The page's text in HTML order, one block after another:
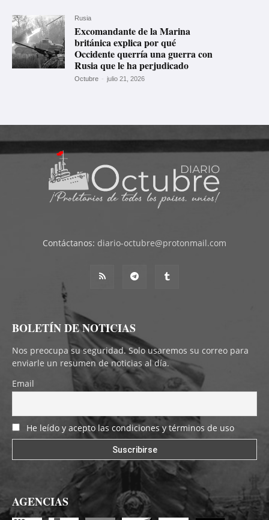
Rusia
Excomandante de la Marina
británica explica por qué
Occidente querría una guerra con
Rusia que le ha perjudicado
Octubre - julio 21, 2026
Contáctanos: diario-octubre@protonmail.com
BOLETÍN DE NOTICIAS
Nos preocupa su seguridad. Solo usaremos su correo para
enviarle un resumen de noticias al día.
Email
He leído y acepto las condiciones y términos de uso
AGENCIAS